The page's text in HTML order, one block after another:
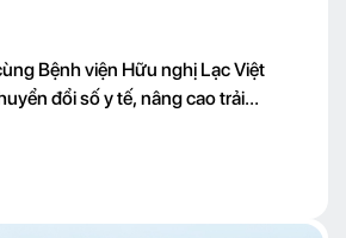
Bệnh viện Hữu nghị Lạc Việt
đổi số y tế, nâng cao trải